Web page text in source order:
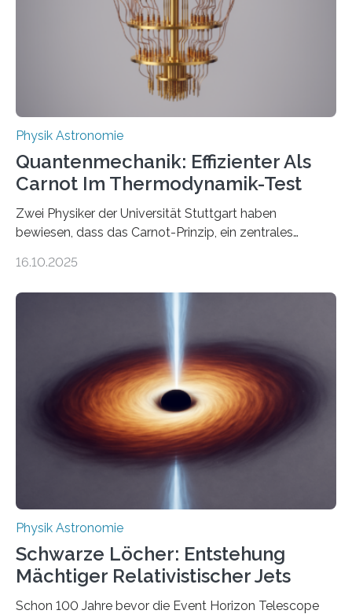
technologie ausgerufen hat. Doch nun hat eine
internationale Forschungsgruppe um den
Physik Astronomie
Quantenmechanik: Effizienter Als
Carnot Im Thermodynamik-Test
Zwei Physiker der Universität Stuttgart haben
bewiesen, dass das Carnot-Prinzip, ein zentrales
Größenordnung von Atomen gilt, deren physikalische
Quantenmotoren voranbringen. Das
Wissenschaftsjournal Science Advances veröffentlichte
die Herleitung. (DOI: 10.1126/sciadv.adw8462)
Verbrennungsmotoren oder Dampfturbinen sind
Wärmekraftmaschinen: Sie wandeln thermische
Energie in mechanische Bewegung um – oder anders
ausgedrückt, Wärme in Bewegung. In
quantenmechanischen Experimenten ist es in den…
16.10.2025
Physik Astronomie
Schwarze Löcher: Entstehung
Mächtiger Relativistischer Jets
Schon 100 Jahre bevor die Event Horizon Telescope